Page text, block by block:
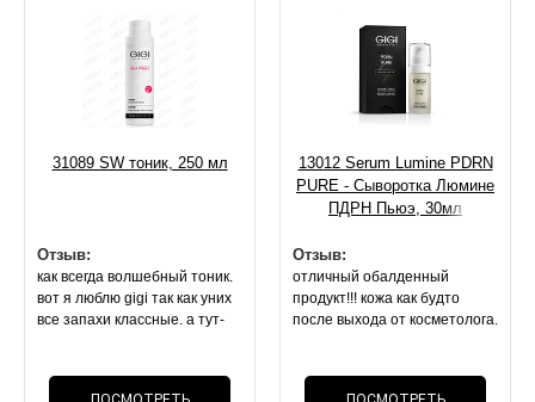
31089 SW тоник, 250 мл
Отзыв:
как всегда волшебный тоник.
вот я люблю gigi так как уних
все запахи классные. а тут-
лосьон(( но это не важно,
13012 Serum Lumine PDRN
PURE - Сыворотка Люмине
ПДРН Пьюэ, 30мл
Отзыв:
отличный обалденный
продукт!!! кожа как будто
после выхода от косметолога.
приятной текстуры.